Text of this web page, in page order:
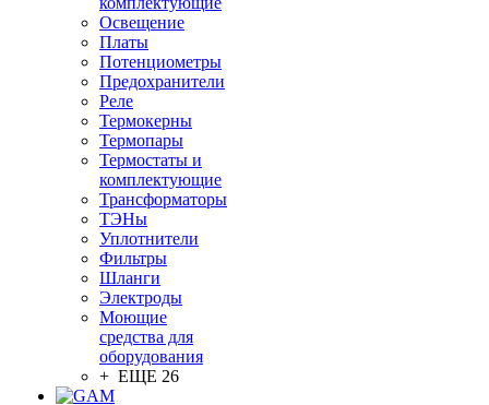
Освещение
Платы
Потенциометры
Предохранители
Реле
Термокерны
Термопары
Термостаты и
комплектующие
Трансформаторы
ТЭНы
Уплотнители
Фильтры
Шланги
Электроды
Моющие
средства для
оборудования
+ ЕЩЕ 26